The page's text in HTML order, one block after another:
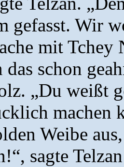
gefasst. Wir
mit Tchey
das schon
„Du weißt
machen
Weibe
sagte